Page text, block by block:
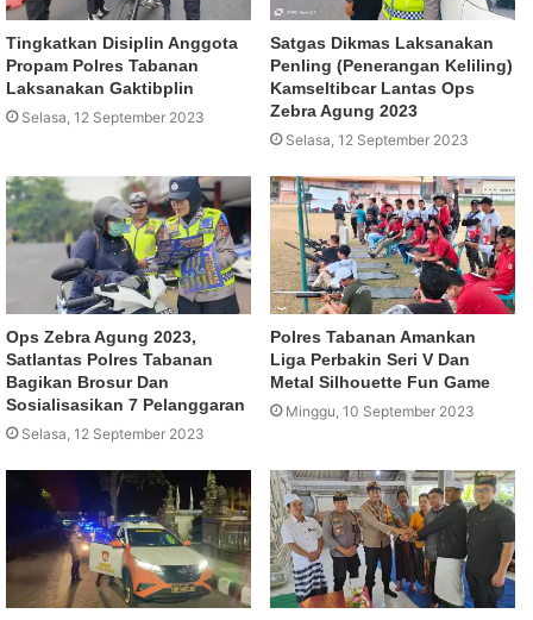
Tingkatkan Disiplin Anggota
Propam Polres Tabanan
Laksanakan Gaktibplin
Selasa, 12 September 2023
Satgas Dikmas Laksanakan
Penling (Penerangan Keliling)
Kamseltibcar Lantas Ops
Zebra Agung 2023
Selasa, 12 September 2023
Ops Zebra Agung 2023,
Satlantas Polres Tabanan
Bagikan Brosur Dan
Sosialisasikan 7 Pelanggaran
Selasa, 12 September 2023
Polres Tabanan Amankan
Liga Perbakin Seri V Dan
Metal Silhouette Fun Game
Minggu, 10 September 2023